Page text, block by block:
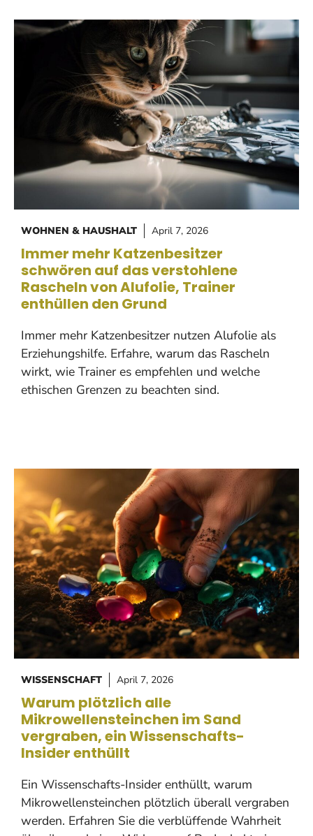
WOHNEN & HAUSHALT April 7, 2026
Immer mehr Katzenbesitzer
schwören auf das verstohlene
Rascheln von Alufolie, Trainer
enthüllen den Grund
Immer mehr Katzenbesitzer nutzen Alufolie als
Erziehungshilfe. Erfahre, warum das Rascheln
wirkt, wie Trainer es empfehlen und welche
ethischen Grenzen zu beachten sind.
WISSENSCHAFT April 7, 2026
Warum plötzlich alle
Mikrowellensteinchen im Sand
vergraben, ein Wissenschafts-
Insider enthüllt
Ein Wissenschafts-Insider enthüllt, warum
Mikrowellensteinchen plötzlich überall vergraben
werden. Erfahren Sie die verblüffende Wahrheit